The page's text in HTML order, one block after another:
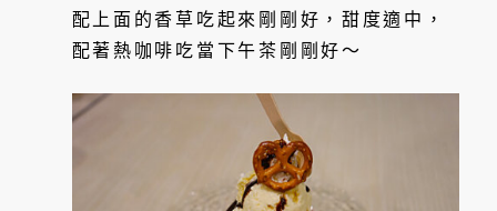
配上面的香草吃起來剛剛好，甜度適中，
配著熱咖啡吃當下午茶剛剛好～